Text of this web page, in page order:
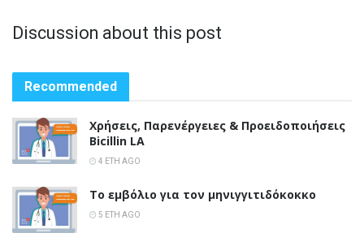
Discussion about this post
Recommended
Χρήσεις, Παρενέργειες & Προειδοποιήσεις
Bicillin LA
4 ΈΤΗ AGO
Το εμβόλιο για τον μηνιγγιτιδόκοκκο
5 ΈΤΗ AGO